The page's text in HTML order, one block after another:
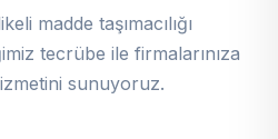
madde taşımacılığı
tecrübe ile firmalarınıza
sunuyoruz.